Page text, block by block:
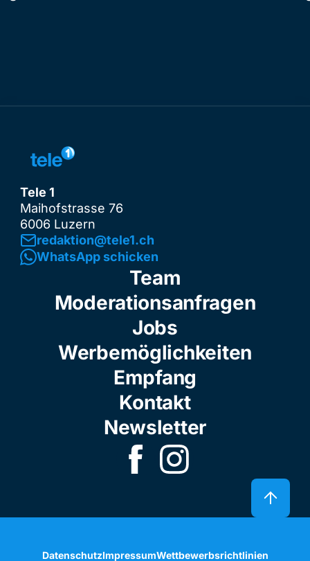
Tele 1
Maihofstrasse 76
6006 Luzern
redaktion@tele1.ch
WhatsApp schicken
Team
Moderationsanfragen
Jobs
Werbemöglichkeiten
Empfang
Kontakt
Newsletter
DatenschutzImpressumWettbewerbsrichtlinien